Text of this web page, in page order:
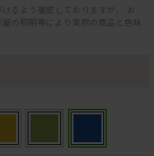
るよう徹底しておりますが、 お
の照明等により実際の商品と色味